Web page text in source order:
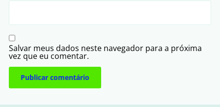
Salvar meus dados neste navegador para a próxima
vez que eu comentar.